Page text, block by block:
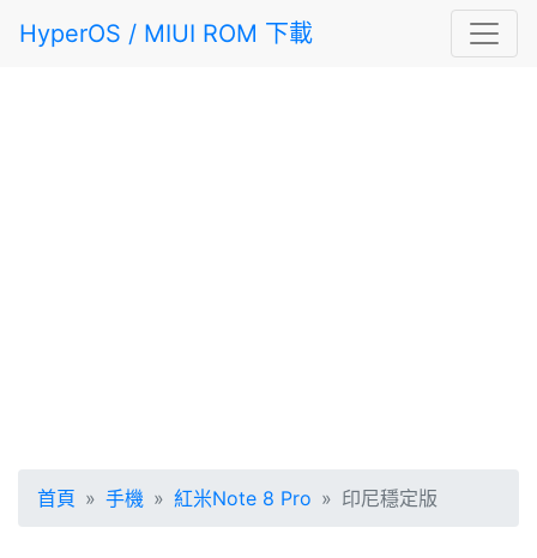
HyperOS / MIUI ROM 下載
首頁 手機 紅米Note 8 Pro 印尼穩定版